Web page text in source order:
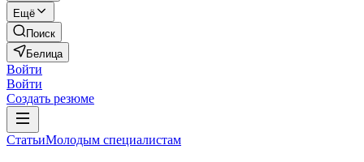
Ещё
Поиск
Белица
Войти
Войти
Создать резюме
СтатьиМолодым специалистам